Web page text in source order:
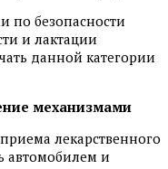
по безопасности
и лактации
данной категории
механизмами
лекарственного
автомобилем и